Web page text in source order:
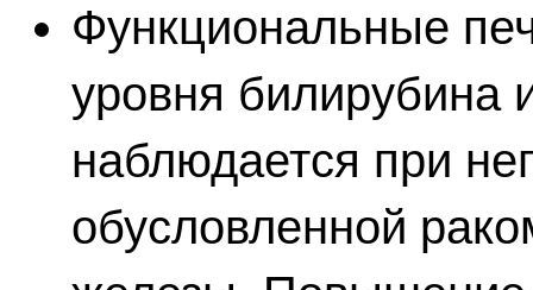
Функциональные
уровня
наблюдается при
обусловленной